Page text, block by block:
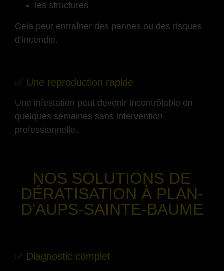
les structures
Cela peut entraîner des pannes ou des risques
d’incendie.
✅ Une reproduction rapide
Une infestation peut devenir incontrôlable en
quelques semaines sans intervention
professionnelle.
NOS SOLUTIONS DE
DÉRATISATION À PLAN-
D'AUPS-SAINTE-BAUME
✅ Diagnostic complet